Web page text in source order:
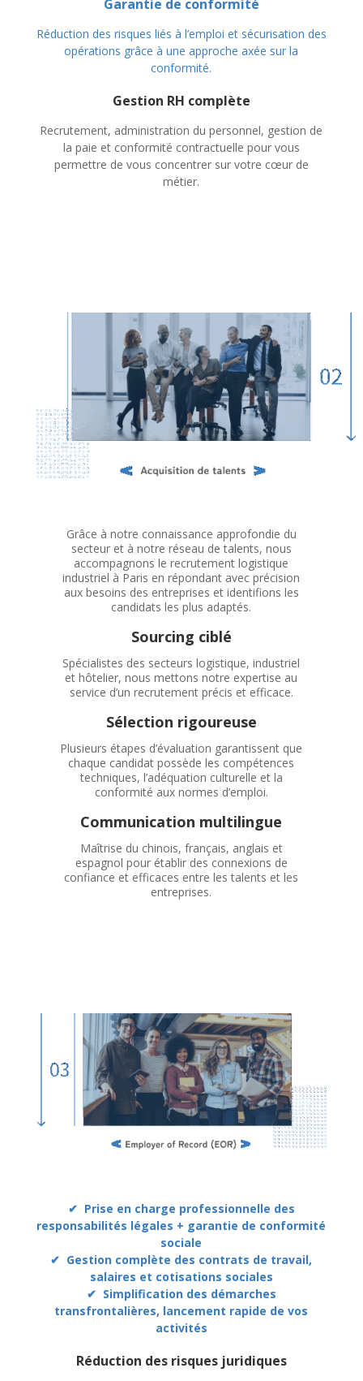
Garantie de conformité
Réduction des risques liés à l’emploi et sécurisation des
opérations grâce à une approche axée sur la
conformité.
Gestion RH complète
Recrutement, administration du personnel, gestion de
la paie et conformité contractuelle pour vous
permettre de vous concentrer sur votre cœur de
métier.
Grâce à notre connaissance approfondie du
secteur et à notre réseau de talents, nous
accompagnons le recrutement logistique
industriel à Paris en répondant avec précision
aux besoins des entreprises et identifions les
candidats les plus adaptés.
Sourcing ciblé
Spécialistes des secteurs logistique, industriel
et hôtelier, nous mettons notre expertise au
service d’un recrutement précis et efficace.
Sélection rigoureuse
Plusieurs étapes d’évaluation garantissent que
chaque candidat possède les compétences
techniques, l’adéquation culturelle et la
conformité aux normes d’emploi.
Communication multilingue
Maîtrise du chinois, français, anglais et
espagnol pour établir des connexions de
confiance et efficaces entre les talents et les
entreprises.
✔ Prise en charge professionnelle des
responsabilités légales + garantie de conformité
sociale
✔ Gestion complète des contrats de travail,
salaires et cotisations sociales
✔ Simplification des démarches
transfrontalières, lancement rapide de vos
activités
Réduction des risques juridiques